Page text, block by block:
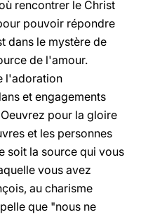
rencontrer le Christ
pouvoir répondre
dans le mystère de
de l'amour.
l'adoration
et engagements
pour la gloire
et les personnes
soit la source qui vous
vous avez
au charisme
que "nous ne